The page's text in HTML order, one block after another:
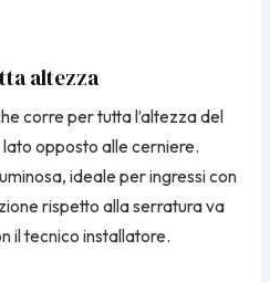
altezza
corre per tutta l’altezza del
opposto alle cerniere.
ideale per ingressi con
rispetto alla serratura va
il tecnico installatore.